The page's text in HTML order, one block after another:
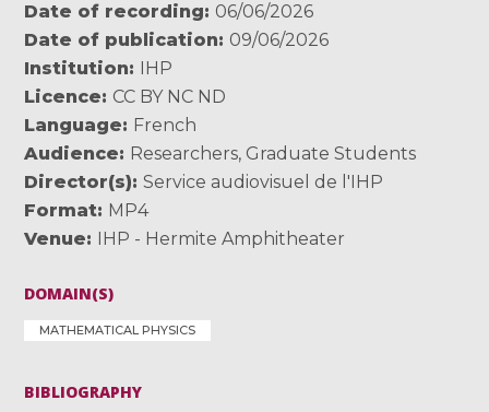
Date of recording
06/06/2026
Date of publication
09/06/2026
Institution
IHP
Licence
CC BY NC ND
Language
French
Audience
Researchers, Graduate Students
Director(s)
Service audiovisuel de l'IHP
Format MP4
Venue
IHP - Hermite Amphitheater
DOMAIN(S)
MATHEMATICAL PHYSICS
BIBLIOGRAPHY